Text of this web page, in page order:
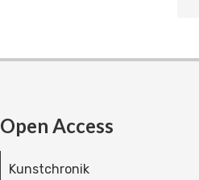
Open Access
Kunstchronik